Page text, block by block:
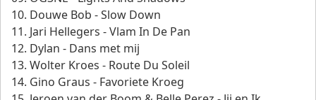
10. Douwe Bob - Slow Down
11. Jari Hellegers - Vlam In De Pan
12. Dylan - Dans met mij
13. Wolter Kroes - Route Du Soleil
14. Gino Graus - Favoriete Kroeg